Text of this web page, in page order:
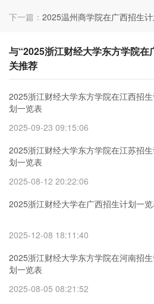
下一篇： 2025温州商学院在广西招生
与“2025浙江财经大学东方学院在
关推荐
2025浙江财经大学东方学院在江西招
划一览表
2025-09-23 09:15:06
2025浙江财经大学东方学院在江苏招
划一览表
2025-08-12 20:22:06
2025浙江财经大学在广西招生计划一
2025-12-08 18:11:40
2025浙江财经大学东方学院在河南招
划一览表
2025-08-05 08:21:52